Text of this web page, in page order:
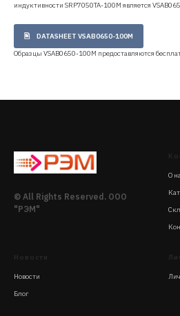
индуктивности SRP7050TA-100M является
DATASHEET VSAB0650-100M
Образцы VSAB0650-100M предоставляются
© All Rights Reserved. ООО
"РЭМ"
О
Новости
Новости
Блог